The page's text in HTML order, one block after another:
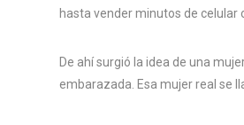
hasta vender minutos de celular
De ahí surgió la idea de una
embarazada. Esa mujer real se